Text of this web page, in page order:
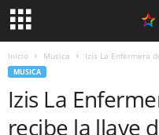
Inicio Musica Izis La Enfermera
MUSICA
Izis La
recibe la llave